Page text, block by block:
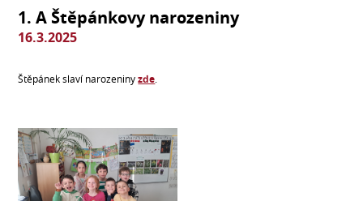
1. A Štěpánkovy narozeniny
16.3.2025
Štěpánek slaví narozeninyzde